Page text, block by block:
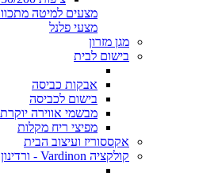
מצעים למיטה
מצעי פלנל
מגן מזרון
בישום לבית
אבקות כביסה
בישום לכביסה
מבשמי אווירה
מפיצי ריח מקלות
אקססוריז ועיצוב הבית
קולקציה Vardinon - ורדינון